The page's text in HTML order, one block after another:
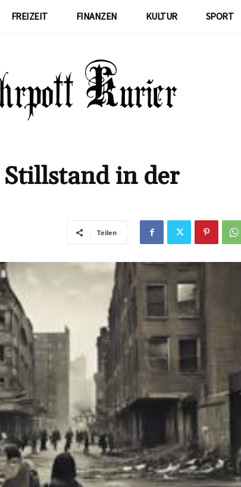
FREIZEIT FINANZEN KULTUR SPORT
Stillstand in der
Teilen